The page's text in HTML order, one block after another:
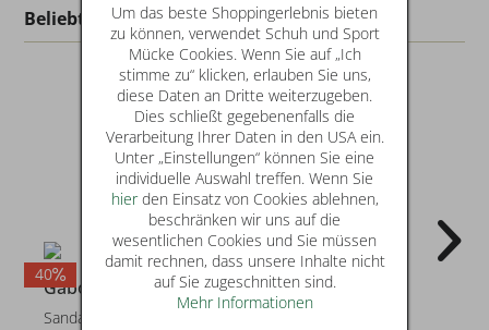
Beliebt in dieser Kategorie
40
Gabor
Sandalen
30
Gabor
Um das beste Shoppingerlebnis bieten
zu können, verwendet Schuh und Sport
Mücke Cookies. Wenn Sie auf „Ich
stimme zu“ klicken, erlauben Sie uns,
diese Daten an Dritte weiterzugeben.
Dies schließt gegebenenfalls die
Verarbeitung Ihrer Daten in den USA ein.
Unter „Einstellungen“ können Sie eine
individuelle Auswahl treffen. Wenn Sie
hierden Einsatz von Cookies ablehnen,
beschränken wir uns auf die
wesentlichen Cookies und Sie müssen
damit rechnen, dass unsere Inhalte nicht
auf Sie zugeschnitten sind.
Mehr Informationen